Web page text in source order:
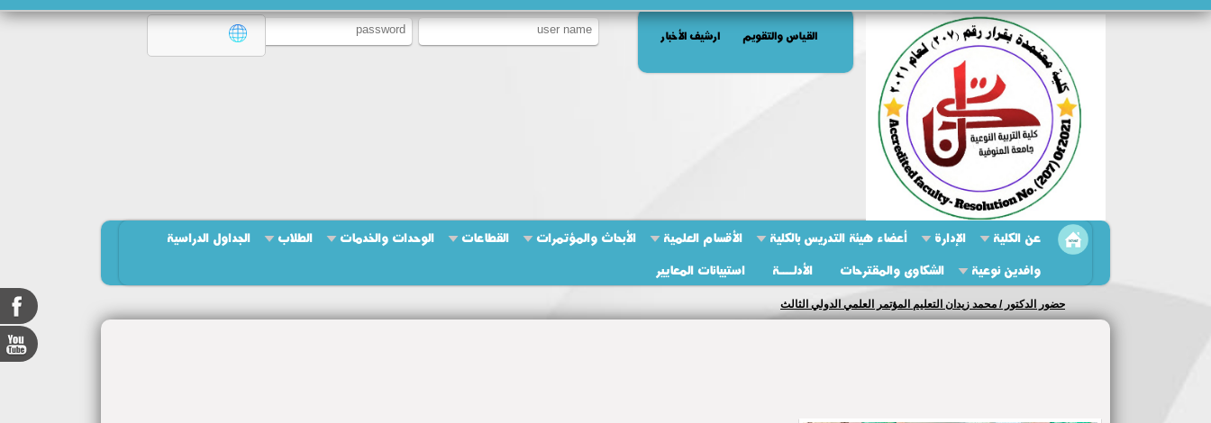
القياس والتقويم ارشيف الأخبار
عن الكلية الإدارة أعضاء هيئة التدريس بالكلية الأقسام العلمية الأبحاث والمؤتمرات القطاعات الوحدات والخدمات الطلاب
الجداول الدراسية
وافدين نوعية
الشكاوى والمقترحات الأدلــــة استبيانات المعايير
حضور الدكتور / محمد زيدان التعليم المؤتمر العلمي الدولي الثالث